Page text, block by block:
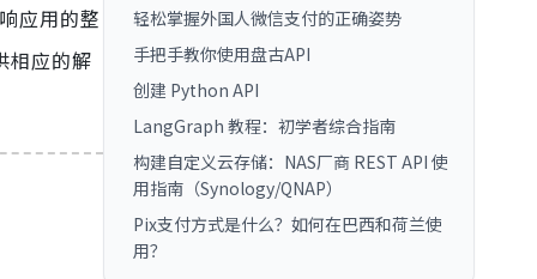
应用的整
相应的解
轻松掌握外国人微信支付的正确姿势
手把手教你使用盘古API
创建 Python API
LangGraph 教程：初学者综合指南
构建自定义云存储：NAS厂商 REST API 使
用指南（Synology/QNAP）
Pix支付方式是什么？如何在巴西和荷兰使
用？